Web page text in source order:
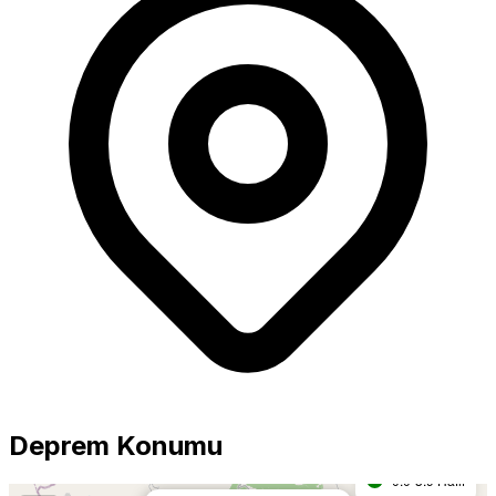
Deprem Konumu
0.0-3.9 Hafif